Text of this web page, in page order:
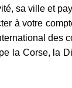
sa ville et
à votre
des
la Corse, la